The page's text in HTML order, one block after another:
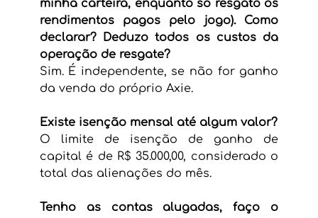
minha carteira, enquanto só resgato os
rendimentos pagos pelo jogo). Como
declarar? Deduzo todos os custos da
operação de resgate?
Sim. É independente, se não for ganho
da venda do próprio Axie.
Existe isenção mensal até algum valor?
O limite de isenção de ganho de
capital é de R$ 35.000,00, considerado o
total das alienações do mês.
Tenho as contas alugadas, faço o